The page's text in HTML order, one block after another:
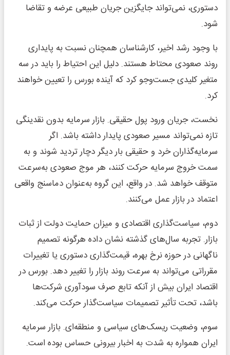
دستوری، نمی‌تواند جایگزین جریان طبیعی عرضه و تقاضا
شود.
با وجود رشد اخیر، کارشناسان همچنان نسبت به پایداری
روند صعودی محتاط هستند. دلیل این احتیاط را باید در سه
متغیر کلیدی جست‌وجو کرد که آینده بورس را تعیین خواهند
کرد.
نخست، جریان ورود پول حقیقی. بازار سرمایه بدون نقدینگی
تازه نمی‌تواند مسیر صعودی پایدار داشته باشد. اگر
سرمایه‌گذاران خرد و حقیقی بار دیگر دچار تردید شوند و به
سمت خروج سرمایه حرکت کنند، هر موج صعودی به‌سرعت
متوقف خواهد شد. در واقع، این گروه به‌عنوان دماسنج واقعی
اعتماد در بازار عمل می‌کنند.
دوم، سیاست‌گذاری اقتصادی و میزان حمایت دولت از ثبات
بازار. تجربه سال‌های گذشته نشان داده هرگونه تصمیم
ناگهانی در حوزه نرخ بهره، قیمت‌گذاری دستوری یا تغییرات
مقرراتی می‌تواند به سرعت روند بازار را تغییر دهد. بورس در
اقتصاد ایران بیش از آنکه تابع صرف سودآوری شرکت‌ها
باشد، تحت تأثیر تصمیمات سیاست‌گذار حرکت می‌کند.
سوم، وضعیت ریسک‌های سیاسی و منطقه‌ای. بازار سرمایه
ایران همواره به شدت به اخبار بیرونی حساس بوده است.